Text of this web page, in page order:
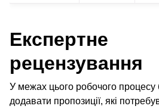
Експертне
рецензування
У межах цього робочого процесу
додавати пропозиції, які